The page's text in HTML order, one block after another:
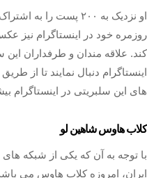
او نزدیک به ۲۰۰ پست را
روزمره خود در اینستاگرام نیز
کند‌. علاقه مندان و طرفداران این
اینستاگرام دنبال نمایند تا از
های این سلبریتی در اینستاگرام
کلاب هاوس شاهین لو
با توجه به آن که یکی از شبکه‌ های
ایران، امروزه کلاب هاوس می